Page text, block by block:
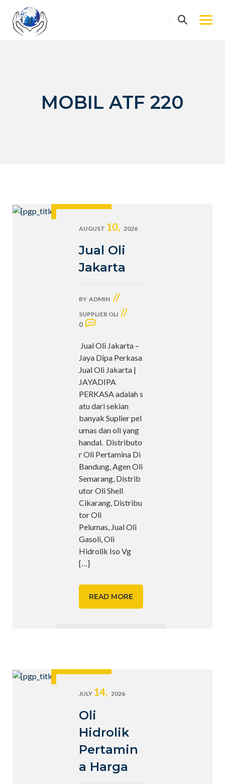
content
MOBIL ATF 220
AUGUST 10, 2026
Jual Oli
Jakarta
BY ADMIN //
SUPPLIER OLI //
0
Jual Oli Jakarta –
Jaya Dipa Perkasa
Jual Oli Jakarta |
JAYADIPA
PERKASA adalah s
atu dari sekian
banyak Suplier pel
umas dan oli yang
handal. Distributo
r Oli Pertamina Di
Bandung, Agen Oli
Semarang, Distrib
utor Oli Shell
Cikarang, Distribu
tor Oli
Pelumas, Jual Oli
Gasoli, Oli
Hidrolik Iso Vg
[…]
READ MORE
JULY 14, 2026
Oli
Hidrolik
Pertamin
a Harga